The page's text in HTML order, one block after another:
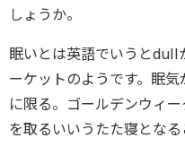
しょうか。
眠いとは英語でいうと
ーケットのようです。眠
に限る。ゴールデンウィ
を取るいいうたた寝となる